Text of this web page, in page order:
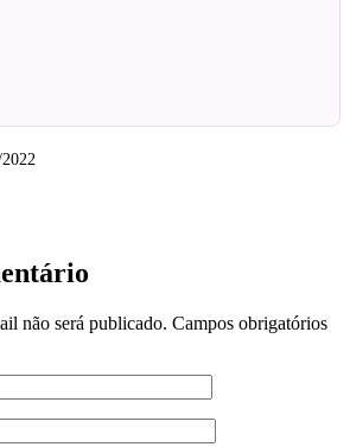
não será publicado. Campos obrigatórios